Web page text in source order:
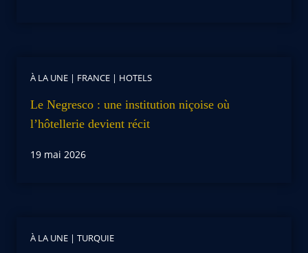
À LA UNE | FRANCE | HOTELS
Le Negresco : une institution niçoise où
l’hôtellerie devient récit
19 mai 2026
À LA UNE | TURQUIE